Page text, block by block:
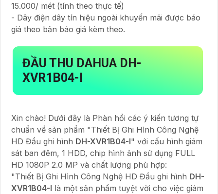
15.000/ mét (tính theo thực tế)
- Dây điện dây tín hiệu ngoài khuyến mãi được báo
giá theo bản báo giá kèm theo.
ĐẦU THU DAHUA DH-
XVR1B04-I
Xin chào! Dưới đây là Phàn hồi các ý kiến tương tự
chuẩn về sản phẩm "Thiết Bị Ghi Hình Công Nghệ
HD Đầu ghi hình DH-XVR1B04-I" với cấu hình giám
sát ban đêm, 1 HDD, chip hình ảnh sử dụng FULL
HD 1080P 2.0 MP và chất lượng phù hợp:
"Thiết Bị Ghi Hình Công Nghệ HD Đầu ghi hình DH-
XVR1B04-I là một sản phẩm tuyệt vời cho việc giám